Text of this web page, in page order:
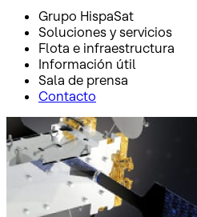
Grupo HispaSat
Soluciones y servicios
Flota e infraestructura
Información útil
Sala de prensa
Contacto
Inicio Sala de prensa
Notas de prensa